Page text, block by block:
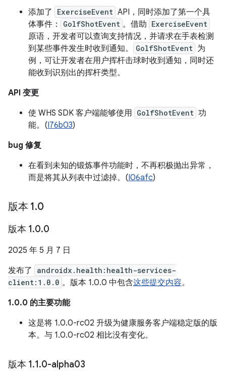
添加了
ExerciseEvent API，同时添加了第一个具
体事件：
GolfShotEvent 。借助 ExerciseEvent
原语，开发者可以查询支持情况，并请求在手表检测
到某些事件发生时收到通知。
GolfShotEvent 为
例，可让开发者在用户挥杆击球时收到通知，同时还
能收到识别出的挥杆类型。
API 变更
使 WHS SDK 客户端能够使用 GolfShotEvent 功
能。(I76b03)
bug 修复
在看到未知的锻炼事件功能时，不再积极抛出异常，
而是将其从列表中过滤掉。(I06afc)
版本 1.0
版本 1.0.0
2025 年 5 月 7 日
发布了
androidx.health:health-services-
client:1.0.0 。版本 1.0.0 中包含这些提交内容。
1.0.0 的主要功能
这是将 1.0.0-rc02 升级为健康服务客户端稳定版的版
本。与 1.0.0-rc02 相比没有变化。
版本 1.1.0-alpha03